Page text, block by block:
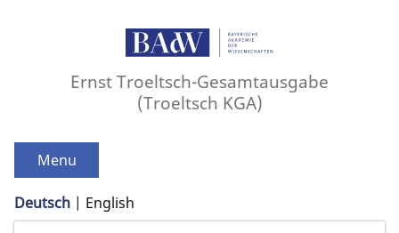
Ernst Troeltsch-Gesamtausgabe
(Troeltsch KGA)
Menu
Deutsch English